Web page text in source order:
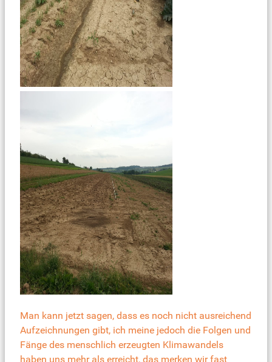
Man kann jetzt sagen, dass es noch nicht ausreichend
Aufzeichnungen gibt, ich meine jedoch die Folgen und
Fänge des menschlich erzeugten Klimawandels
haben uns mehr als erreicht, das merken wir fast